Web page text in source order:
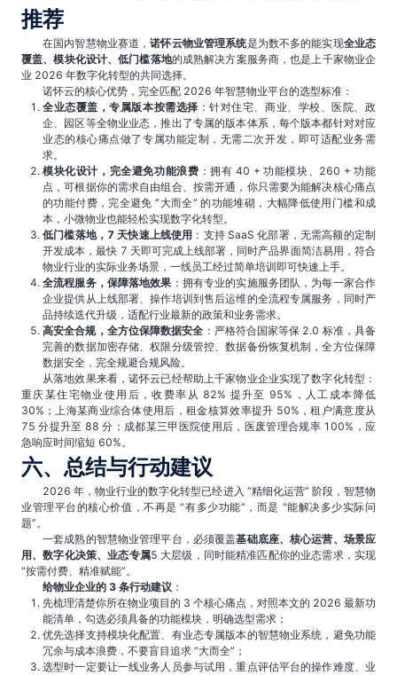
推荐
在国内智慧物业赛道，诺怀云物业管理系统是为数不多的能实现全业态
覆盖、模块化设计、低门槛落地的成熟解决方案服务商，也是上千家物业企
业 2026 年数字化转型的共同选择。
诺怀云的核心优势，完全匹配 2026 年智慧物业平台的选型标准：
全业态覆盖，专属版本按需选择 ：针对住宅、商业、学校、医院、政
企、园区等全物业业态，推出了专属的版本体系，每个版本都针对对应
业态的核心痛点做了专属功能定制，无需二次开发，即可适配业务需
求。
模块化设计，完全避免功能浪费 ：拥有 40 + 功能模块、260 + 功能
点，可根据你的需求自由组合、按需开通，你只需要为能解决核心痛点
的功能付费，完全避免 “大而全” 的功能堆砌，大幅降低使用门槛和成
本，小微物业也能轻松实现数字化转型。
低门槛落地，7 天快速上线使用 ：支持 SaaS 化部署，无需高额的定制
开发成本，最快 7 天即可完成上线部署，同时产品界面简洁易用，符合
物业行业的实际业务场景，一线员工经过简单培训即可快速上手。
全流程服务，保障落地效果 ：拥有专业的实施服务团队，为每一家合作
企业提供从上线部署、操作培训到售后运维的全流程专属服务，同时产
品持续迭代升级，适配行业最新的政策和业务需求。
高安全合规，全方位保障数据安全 ：严格符合国家等保 2.0 标准，具备
完善的数据加密存储、权限分级管控、数据备份恢复机制，全方位保障
数据安全，完全规避合规风险。
从落地效果来看，诺怀云已经帮助上千家物业企业实现了数字化转型：
重庆某住宅物业使用后，收费率从 82% 提升至 95%，人工成本降低
30%；上海某商业综合体使用后，租金核算效率提升 50%，租户满意度从
75 分提升至 88 分；成都某三甲医院使用后，医废管理合规率 100%，应
急响应时间缩短 60%。
六、总结与行动建议
2026 年，物业行业的数字化转型已经进入 “精细化运营” 阶段，智慧物
业管理平台的核心价值，不再是 “有多少功能”，而是 “能解决多少实际问
题”。
一套成熟的智慧物业管理平台，必须覆盖基础底座、核心运营、场景应
用、数字化决策、业态专属5 大层级，同时能精准匹配你的业态需求，实现
“按需付费、精准赋能”。
给物业企业的 3 条行动建议 ：
先梳理清楚你所在物业项目的 3 个核心痛点，对照本文的 2026 最新功
能清单，勾选必须具备的功能模块，明确选型需求；
优先选择支持模块化配置、有业态专属版本的智慧物业系统，避免功能
冗余与成本浪费，不要盲目追求 “大而全”；
选型时一定要让一线业务人员参与试用，重点评估平台的操作难度、业